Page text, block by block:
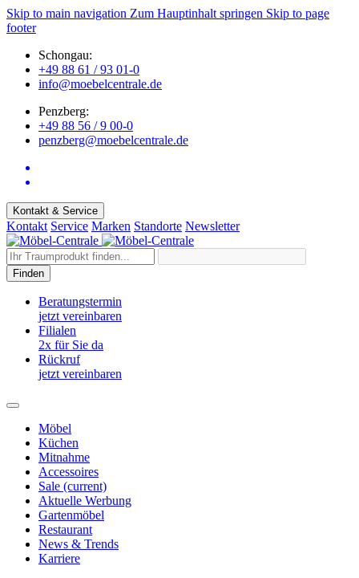
Skip to main navigation Zum Hauptinhalt springen Skip to page
footer
Schongau:
+49 88 61 / 93 01-0
info@moebelcentrale.de
Penzberg:
+49 88 56 / 9 00-0
penzberg@moebelcentrale.de
Kontakt & Service
Kontakt Service Marken Standorte Newsletter
Finden
Beratungstermin
jetzt vereinbaren
Filialen
2x für Sie da
Rückruf
jetzt vereinbaren
Möbel
Küchen
Mitnahme
Accessoires
Sale (current)
Aktuelle Werbung
Gartenmöbel
Restaurant
News & Trends
Karriere